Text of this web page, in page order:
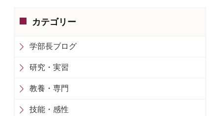
カテゴリー
学部長ブログ
研究・実習
教養・専門
技能・感性